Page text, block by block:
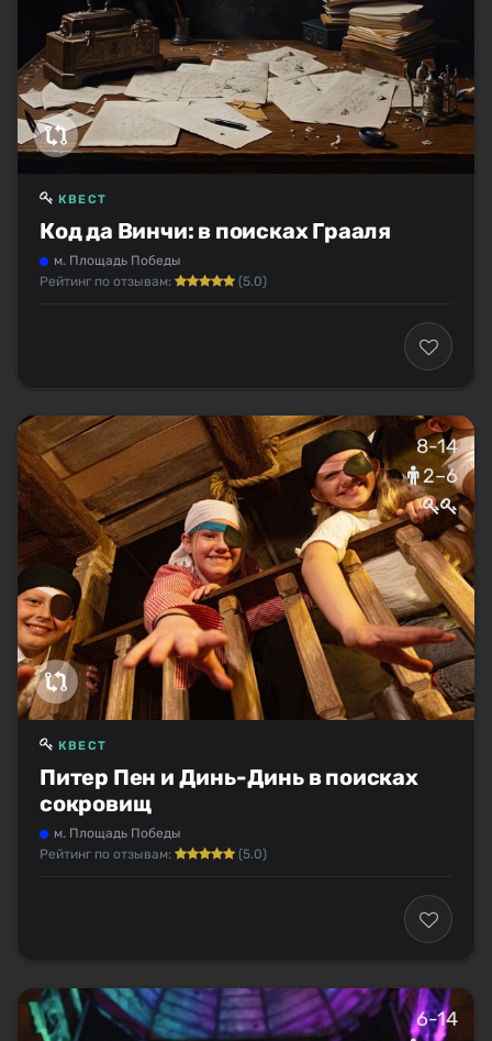
Код да Винчи: в поисках Грааля
КВЕСТ
м. Площадь Победы
Рейтинг по отзывам:
(5.0)
8-14
2–6
Питер Пен и Динь-Динь в поисках
сокровищ
КВЕСТ
м. Площадь Победы
Рейтинг по отзывам:
(5.0)
6-14